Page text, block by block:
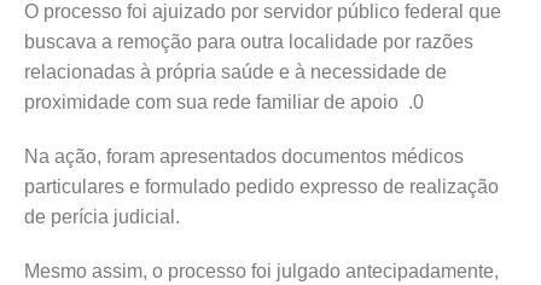
O processo foi ajuizado por servidor público federal que
buscava a remoção para outra localidade por razões
relacionadas à própria saúde e à necessidade de
proximidade com sua rede familiar de apoio .0
Na ação, foram apresentados documentos médicos
particulares e formulado pedido expresso de realização
de perícia judicial.
Mesmo assim, o processo foi julgado antecipadamente,